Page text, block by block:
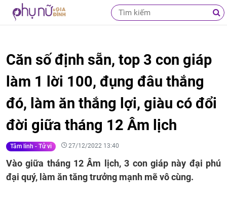
Căn số định sẵn, top 3 con giáp
làm 1 lời 100, đụng đâu thắng
đó, làm ăn thắng lợi, giàu có đổi
đời giữa tháng 12 Âm lịch
Tâm linh - Tử vi 27/12/2022 13:40
Vào giữa tháng 12 Âm lịch, 3 con giáp này đại phú
đại quý, làm ăn tăng trưởng mạnh mẽ vô cùng.